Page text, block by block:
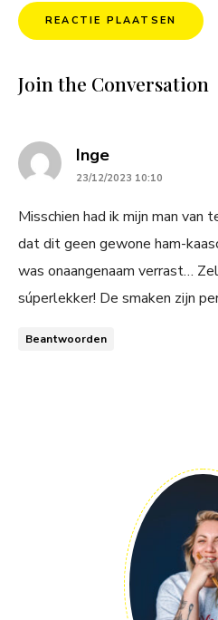
Join the Conversation
Ingesays:
23/12/2023 10:10
Misschien had ik mijn man
dat dit geen gewone ham-
was onaangenaam verrast…
súperlekker! De smaken zijn
Beantwoorden